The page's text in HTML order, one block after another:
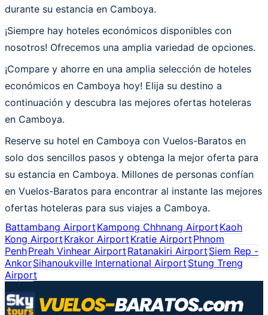
durante su estancia en Camboya.
¡Siempre hay hoteles económicos disponibles con
nosotros! Ofrecemos una amplia variedad de opciones.
¡Compare y ahorre en una amplia selección de hoteles
económicos en Camboya hoy! Elija su destino a
continuación y descubra las mejores ofertas hoteleras
en Camboya.
Reserve su hotel en Camboya con Vuelos-Baratos en
solo dos sencillos pasos y obtenga la mejor oferta para
su estancia en Camboya. Millones de personas confían
en Vuelos-Baratos para encontrar al instante las mejores
ofertas hoteleras para sus viajes a Camboya.
Battambang AirportKampong Chhnang AirportKaoh
Kong AirportKrakor AirportKratie AirportPhnom
PenhPreah Vinhear AirportRatanakiri AirportSiem Rep -
AnkorSihanoukville International AirportStung Treng
Airport